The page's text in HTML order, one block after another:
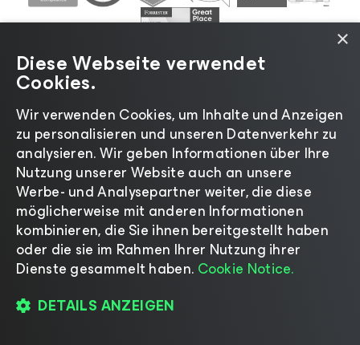
©2026 Veeam® Software |Datenschutzrichtlinie|
Cookies|Rechtliches |Lizenzierungsrichtlinie|
Lieferanten-Ressourcen| Impressum
Sprache ändern
×
Diese Webseite verwendet
Cookies.
Wir verwenden Cookies, um Inhalte und Anzeigen
zu personalisieren und unseren Datenverkehr zu
analysieren. Wir geben Informationen über Ihre
Nutzung unserer Website auch an unsere
Werbe- und Analysepartner weiter, die diese
möglicherweise mit anderen Informationen
kombinieren, die Sie ihnen bereitgestellt haben
oder die sie im Rahmen Ihrer Nutzung ihrer
Dienste gesammelt haben. Cookie Notice.
DETAILS ANZEIGEN